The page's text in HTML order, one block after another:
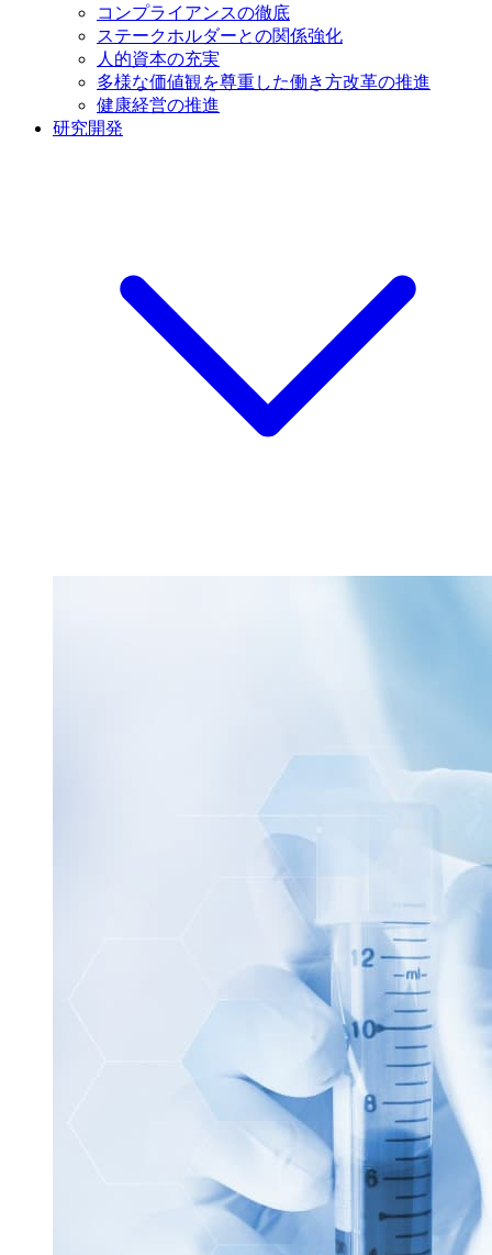
コンプライアンスの徹底
ステークホルダーとの関係強化
人的資本の充実
多様な価値観を尊重した働き方改革の推進
健康経営の推進
研究開発